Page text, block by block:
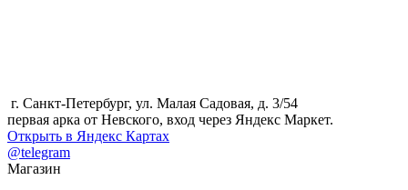
г. Санкт-Петербург, ул. Малая Садовая, д. 3/54
первая арка от Невского, вход через Яндекс Маркет.
Открыть в Яндекс Картах
@telegram
Магазин